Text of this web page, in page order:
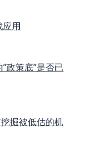
应用
政策底”是否已
掘被低估的机